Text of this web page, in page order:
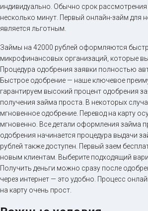
индивидуально. Обычно срок
несколько минут. Первый онлайн-займ для
является льготным.
Займы на 42000 рублей оформляются
микрофинансовых организаций, которые
Процедура одобрения заявки полностью
Быстрое одобрение — наше ключевое
гарантируем высокий процент одобрения
получения займа проста. В некоторых
мгновенное одобрение. Перевод на карту
мгновенно. Все детали оформления займа
одобрения начинается процедура выдачи
рублей также доступен. Первый заем
новым клиентам. Выберите подходящий
Получить деньги можно сразу после
через интернет — это удобно. Процесс
на карту очень прост.